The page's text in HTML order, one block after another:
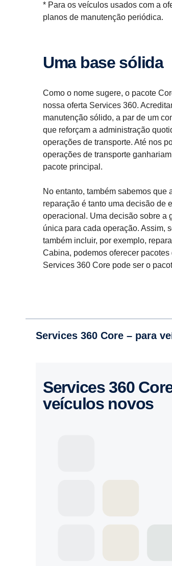
* Para os veículos usados com a
planos de manutenção periódica.
Uma base sólida
Como o nome sugere, o pacote
nossa oferta Services 360.
manutenção sólido, a par de um
que reforçam a administração
operações de transporte. Até nos
operações de transporte
pacote principal.
No entanto, também sabemos
reparação é tanto uma decisão de
operacional. Uma decisão sobre a
única para cada operação. Assim,
também incluir, por exemplo,
Cabina, podemos oferecer
Services 360 Core pode ser o
Services 360 Core – para
Services 360 Core para
veículos novos